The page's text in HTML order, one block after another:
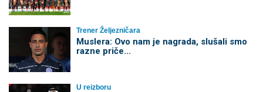
Trener Željezničara
Muslera: Ovo nam je nagrada, slušali smo
razne priče...
U reizboru